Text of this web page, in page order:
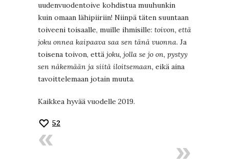
uudenvuodentoive kohdistua muuhunkin
kuin omaan lähipiiriin! Niinpä täten suuntaan
toiveeni toisaalle, muille ihmisille: toivon, että
joku onnea kaipaava saa sen tänä vuonna. Ja
toisena toivon, että joku, jolla se jo on, pystyy
sen näkemään ja siitä iloitsemaan, eikä aina
tavoittelemaan jotain muuta.
Kaikkea hyvää vuodelle 2019.
52